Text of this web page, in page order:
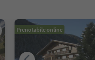
Prenotabile online